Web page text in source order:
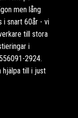
men lång
i snart 60år - vi
till stora
i
2924.
hjälpa till i just